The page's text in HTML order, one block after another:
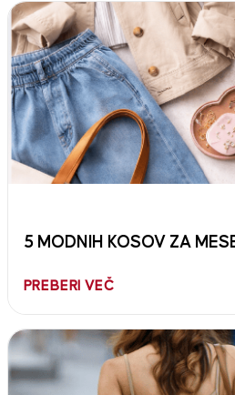
5 MODNIH KOSOV ZA
PREBERI VEČ